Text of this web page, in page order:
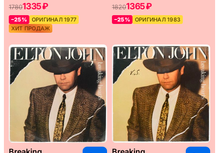
17801335 ₽
–25%
ОРИГИНАЛ 1977
ХИТ ПРОДАЖ
18201365 ₽
–25% ОРИГИНАЛ 1983